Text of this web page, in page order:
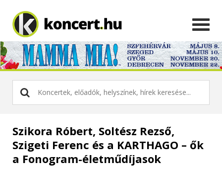
Szikora Róbert, Soltész Rezső,
Szigeti Ferenc és a KARTHAGO – ők
a Fonogram-életműdíjasok